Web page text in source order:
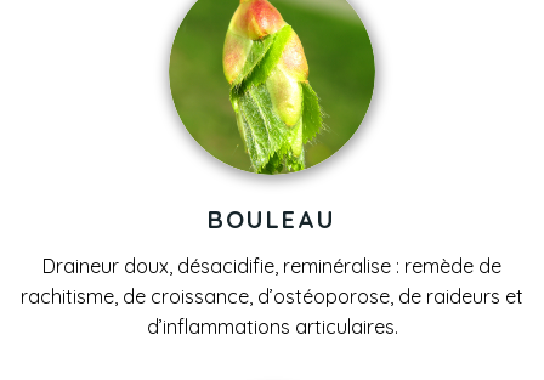
BOULEAU
Draineur doux, désacidifie, reminéralise : remède de
rachitisme, de croissance, d’ostéoporose, de raideurs et
d’inflammations articulaires.